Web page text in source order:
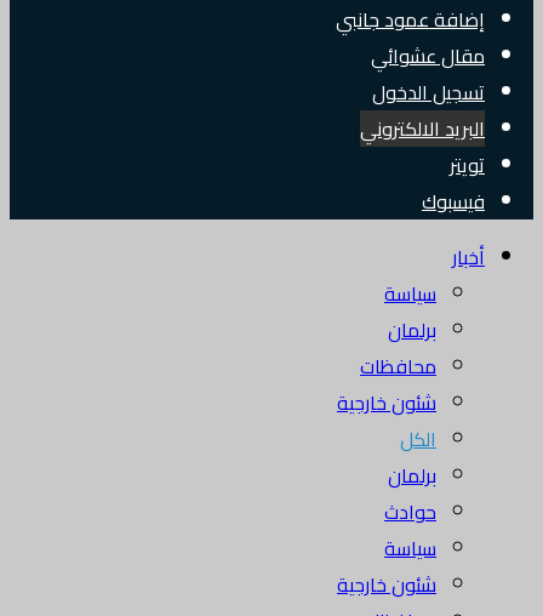
إضافة عمود جانبي
مقال عشوائي
تسجيل الدخول
البريد الالكتروني
تويتر
فيسبوك
أخبار
سياسة
برلمان
محافظات
شئون خارجية
الكل
برلمان
حوادث
سياسة
شئون خارجية